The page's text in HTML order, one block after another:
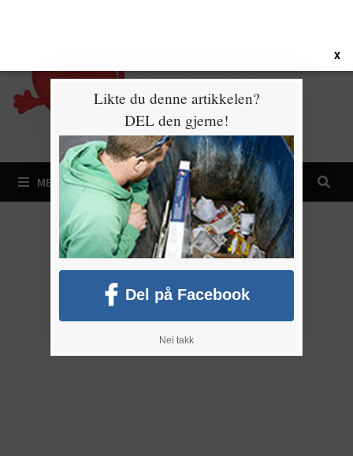
MENY
X
Likte du denne artikkelen?
DEL den gjerne!
Del på Facebook
Nei takk